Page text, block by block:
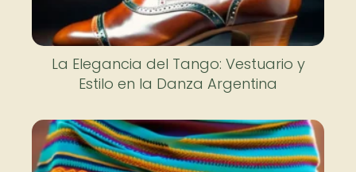
La Elegancia del Tango: Vestuario y
Estilo en la Danza Argentina